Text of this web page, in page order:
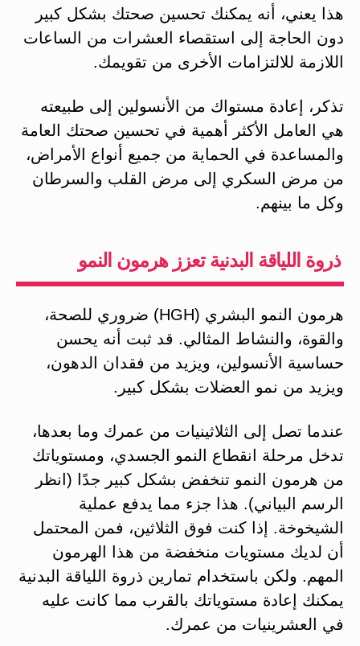
هذا يعني، أنه يمكنك تحسين صحتك بشكل كبير
دون الحاجة إلى استقصاء العشرات من الساعات
اللازمة للالتزامات الأخرى من تقويمك.
تذكر، إعادة مستواك من الأنسولين إلى طبيعته
هي العامل الأكثر أهمية في تحسين صحتك العامة
والمساعدة في الحماية من جميع أنواع الأمراض،
من مرض السكري إلى مرض القلب والسرطان
وكل ما بينهم.
ذروة اللياقة البدنية تعزز هرمون النمو
هرمون النمو البشري (HGH) ضروري للصحة،
والقوة، والنشاط المثالي. قد ثبت أنه يحسن
حساسية الأنسولين، ويزيد من فقدان الدهون،
ويزيد من نمو العضلات بشكل كبير.
عندما تصل إلى الثلاثينيات من عمرك وما بعدها،
تدخل مرحلة انقطاع النمو الجسدي، ومستوياتك
من هرمون النمو تنخفض بشكل كبير جدًا (انظر
الرسم البياني). هذا جزء مما يدفع عملية
الشيخوخة. إذا كنت فوق الثلاثين، فمن المحتمل
أن لديك مستويات منخفضة من هذا الهرمون
المهم. ولكن باستخدام تمارين ذروة اللياقة البدنية
يمكنك إعادة مستوياتك بالقرب مما كانت عليه
في العشرينيات من عمرك.